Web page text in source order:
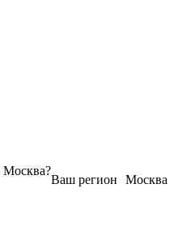
Москва
Ваш регион
Москва?